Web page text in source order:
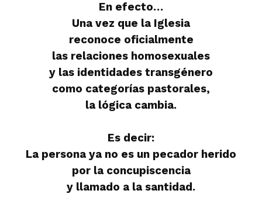
En efecto…
Una vez que la Iglesia
reconoce oficialmente
las relaciones homosexuales
y las identidades transgénero
como categorías pastorales,
la lógica cambia.
Es decir:
La persona ya no es un pecador herido
por la concupiscencia
y llamado a la santidad.